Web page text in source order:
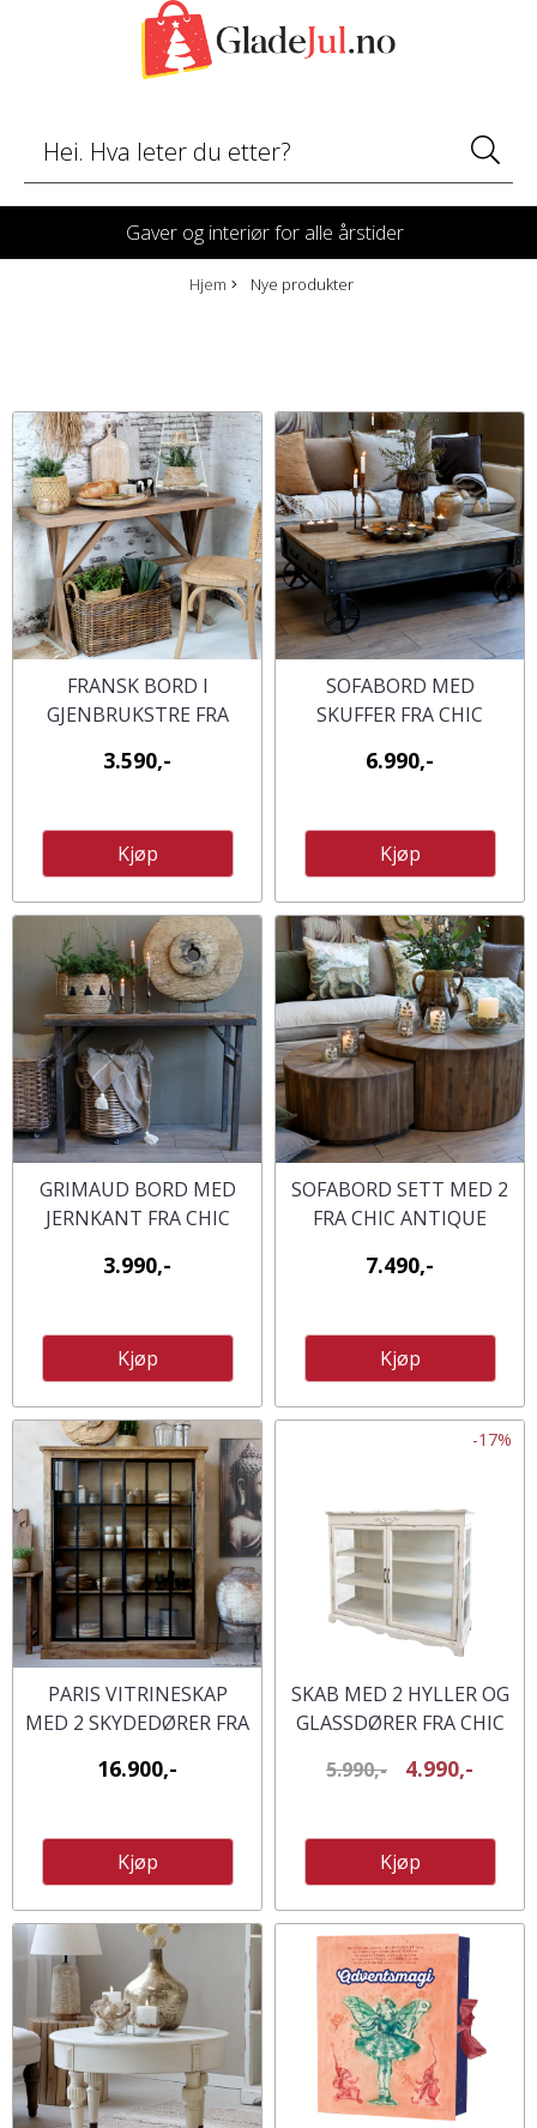
Gaver og interiør for alle årstider
Hjem Nye produkter
FRANSK BORD I
GJENBRUKSTRE FRA
3.590,-
Kjøp
SOFABORD MED
SKUFFER FRA CHIC
6.990,-
Kjøp
GRIMAUD BORD MED
JERNKANT FRA CHIC
3.990,-
Kjøp
SOFABORD SETT MED 2
FRA CHIC ANTIQUE
7.490,-
Kjøp
PARIS VITRINESKAP
MED 2 SKYDEDØRER FRA
16.900,-
Kjøp
-17%
SKAB MED 2 HYLLER OG
GLASSDØRER FRA CHIC
5.990,- 4.990,-
Kjøp